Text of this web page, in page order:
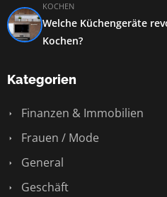
KOCHEN
Welche Küchengeräte
Kochen?
Kategorien
Finanzen & Immobilien
Frauen / Mode
General
Geschäft